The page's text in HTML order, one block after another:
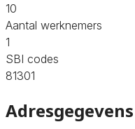
10
Aantal werknemers
1
SBI codes
81301
Adresgegevens